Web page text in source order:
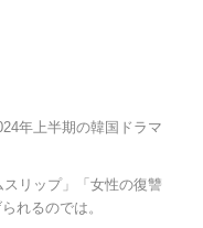
年上半期の韓国ドラマ
リップ」「女性の復讐
れるのでは。